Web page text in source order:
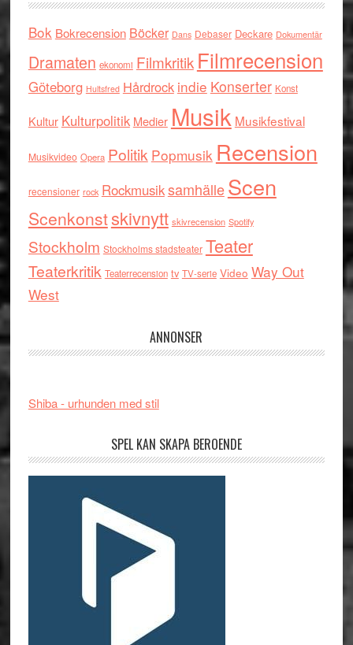
Bok Bokrecension Böcker Dans Debaser Deckare Dokumentär
Dramaten ekonomi Filmkritik Filmrecension
Göteborg Hultsfred Hårdrock indie Konserter Konst
Kultur Kulturpolitik Medier Musik Musikfestival
Musikvideo Opera Politik Popmusik Recension
recensioner rock RockmusiksamhälleScen
Scenkonstskivnytt skivrecension Spotify
Stockholm Stockholms stadsteater Teater
Teaterkritik Teaterrecension tv TV-serie Video Way Out
West
ANNONSER
Shiba - urhunden med stil
SPEL KAN SKAPA BEROENDE